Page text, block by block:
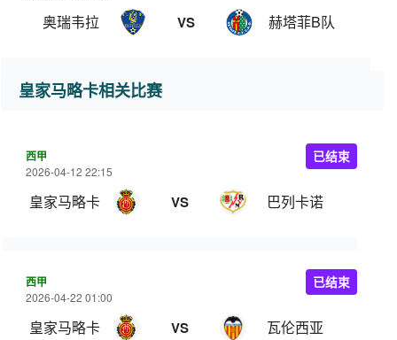
奥瑞韦拉 VS 赫塔菲B队
皇家马略卡相关比赛
西甲
2026-04-12 22:15
皇家马略卡 VS 巴列卡诺
已结束
西甲
2026-04-22 01:00
皇家马略卡 VS 瓦伦西亚
已结束